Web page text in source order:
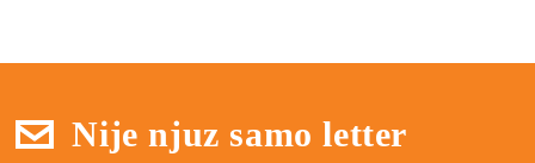
Nije njuz samo letter